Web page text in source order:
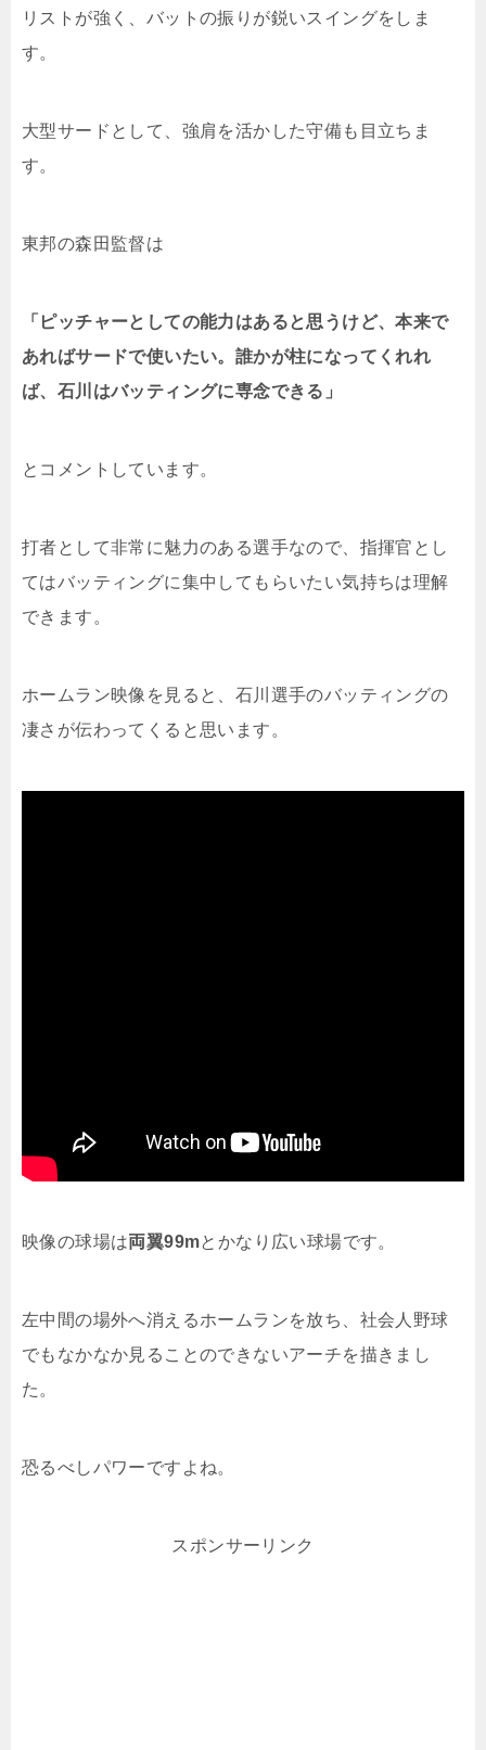
リストが強く、バットの振りが鋭いスイングをしま
す。
大型サードとして、強肩を活かした守備も目立ちま
す。
東邦の森田監督は
「ピッチャーとしての能力はあると思うけど、本来で
あればサードで使いたい。誰かが柱になってくれれ
ば、石川はバッティングに専念できる」
とコメントしています。
打者として非常に魅力のある選手なので、指揮官とし
てはバッティングに集中してもらいたい気持ちは理解
できます。
ホームラン映像を見ると、石川選手のバッティングの
凄さが伝わってくると思います。
映像の球場は両翼99mとかなり広い球場です。
左中間の場外へ消えるホームランを放ち、社会人野球
でもなかなか見ることのできないアーチを描きまし
た。
恐るべしパワーですよね。
スポンサーリンク